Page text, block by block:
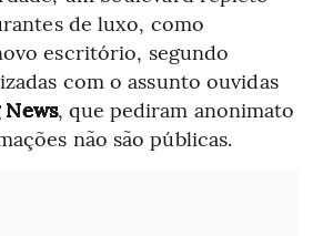
de luxo, como
escritório, segundo
com o assunto ouvidas
, que pediram anonimato
não são públicas.